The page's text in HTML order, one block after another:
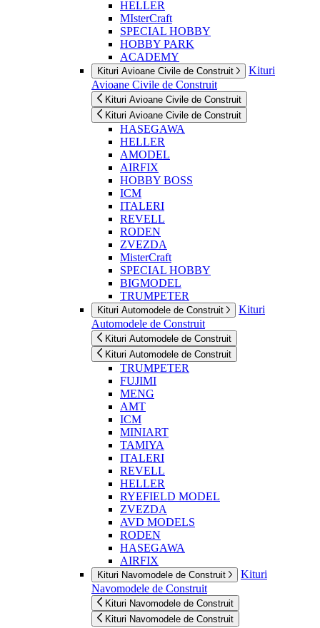
HELLER
MIsterCraft
SPECIAL HOBBY
HOBBY PARK
ACADEMY
Kituri Avioane Civile de Construit
Kituri
Avioane Civile de Construit
Kituri Avioane Civile de Construit
Kituri Avioane Civile de Construit
HASEGAWA
HELLER
AMODEL
AIRFIX
HOBBY BOSS
ICM
ITALERI
REVELL
RODEN
ZVEZDA
MisterCraft
SPECIAL HOBBY
BIGMODEL
TRUMPETER
Kituri Automodele de Construit
Kituri
Automodele de Construit
Kituri Automodele de Construit
Kituri Automodele de Construit
TRUMPETER
FUJIMI
MENG
AMT
ICM
MINIART
TAMIYA
ITALERI
REVELL
HELLER
RYEFIELD MODEL
ZVEZDA
AVD MODELS
RODEN
HASEGAWA
AIRFIX
Kituri Navomodele de Construit
Kituri
Navomodele de Construit
Kituri Navomodele de Construit
Kituri Navomodele de Construit